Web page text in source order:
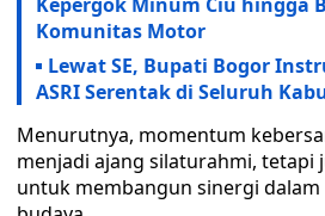
Komunitas Motor
Lewat SE, Bupati Bogor
ASRI Serentak di Seluruh
Menurutnya, momentum
menjadi ajang silaturahmi, tetapi
untuk membangun sinergi